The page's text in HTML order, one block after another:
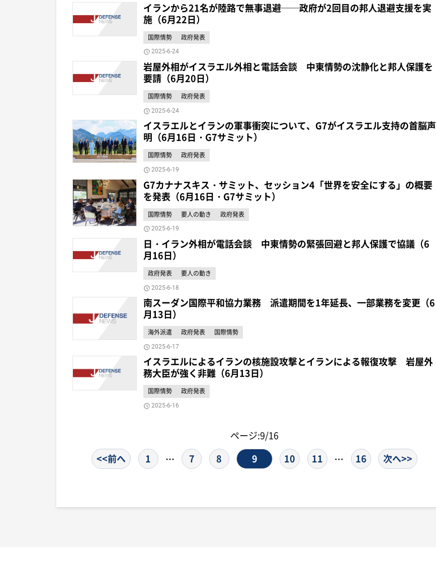
イランから21名が陸路で無事退避──政府が2回目の邦人退避支援を実
施（6月22日）
国際情勢 政府発表
2025-6-24
岩屋外相がイスラエル外相と電話会談 中東情勢の沈静化と邦人保護を
要請（6月20日）
国際情勢 政府発表
2025-6-24
イスラエルとイランの軍事衝突について、G7がイスラエル支持の首脳声
明（6月16日・G7サミット）
国際情勢 政府発表
2025-6-19
G7カナナスキス・サミット、セッション4「世界を安全にする」の概要
を発表（6月16日・G7サミット）
国際情勢 要人の動き 政府発表
2025-6-19
日・イラン外相が電話会談 中東情勢の緊張回避と邦人保護で協議（6
月16日）
政府発表 要人の動き
2025-6-18
南スーダン国際平和協力業務 派遣期間を1年延長、一部業務を変更（6
月13日）
海外派遣 政府発表 国際情勢
2025-6-17
イスラエルによるイランの核施設攻撃とイランによる報復攻撃 岩屋外
務大臣が強く非難（6月13日）
国際情勢 政府発表
2025-6-16
ページ:9/16
<<前へ
1 … 7 8 9 10 11 … 16 次へ>>